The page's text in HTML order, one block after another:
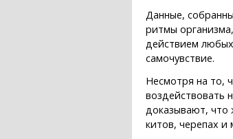
Данные,
ритмы
действием
самочувствие.
Несмотря на то,
воздействовать
доказывают, что
китов, черепах и